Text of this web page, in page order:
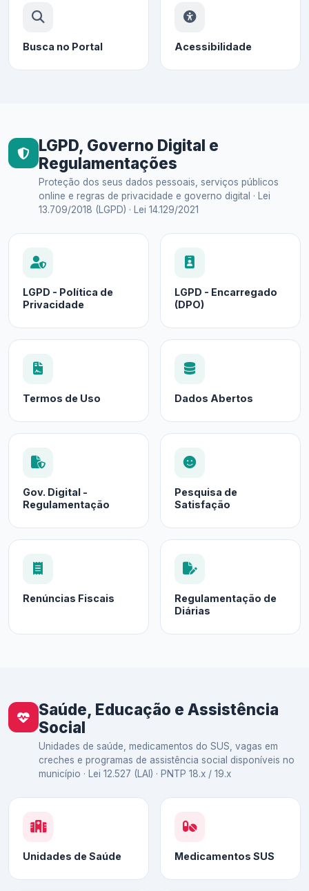
Busca no Portal Acessibilidade
LGPD, Governo Digital e
Regulamentações
Proteção dos seus dados pessoais, serviços públicos
online e regras de privacidade e governo digital · Lei
13.709/2018 (LGPD) · Lei 14.129/2021
LGPD - Política de
Privacidade
LGPD - Encarregado
(DPO)
Termos de Uso Dados Abertos
Gov. Digital -
Regulamentação
Pesquisa de
Satisfação
Renúncias Fiscais
Regulamentação de
Diárias
Saúde, Educação e Assistência
Social
Unidades de saúde, medicamentos do SUS, vagas em
creches e programas de assistência social disponíveis no
município · Lei 12.527 (LAI) · PNTP 18.x / 19.x
Unidades de Saúde Medicamentos SUS